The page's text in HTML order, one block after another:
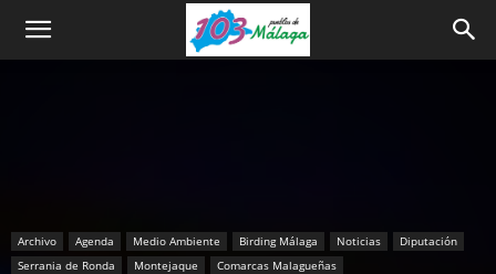
Archivo Agenda Medio Ambiente Birding Málaga Noticias
Diputación
Serrania de Ronda
Montejaque Comarcas Malagueñas